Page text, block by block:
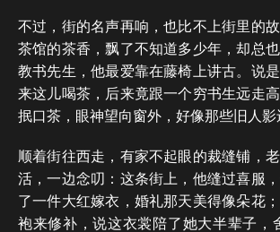
不过，街的名声再响，也比不上街里的
茶馆的茶香，飘了不知道多少年，却总
教书先生，他最爱靠在藤椅上讲古。说
来这儿喝茶，后来竟跟一个穷书生远走
抿口茶，眼神望向窗外，好像那些旧人
顺着街往西走，有家不起眼的裁缝铺，
活，一边念叨：这条街上，他缝过喜服
了一件大红嫁衣，婚礼那天美得像朵花
袍来修补，说这衣裳陪了她大半辈子